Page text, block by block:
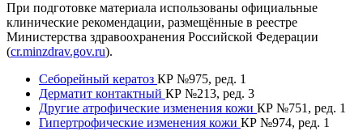
При подготовке материала использованы официальные
клинические рекомендации, размещённые в реестре
Министерства здравоохранения Российской Федерации
(cr.minzdrav.gov.ru).
Себорейный кератоз КР №975, ред. 1
Дерматит контактный КР №213, ред. 3
Другие атрофические изменения кожи КР №751, ред. 1
Гипертрофические изменения кожи КР №974, ред. 1